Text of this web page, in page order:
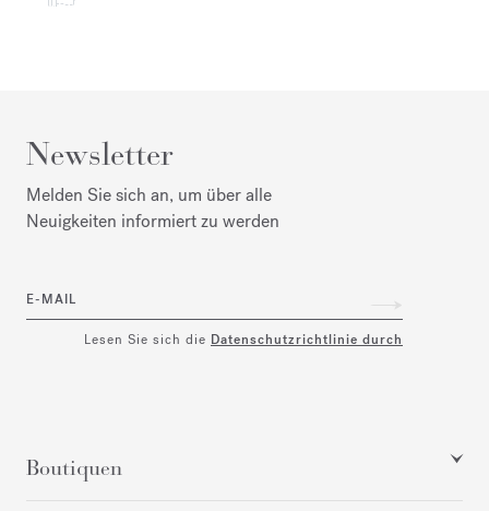
Newsletter
Melden Sie sich an, um über alle
Neuigkeiten informiert zu werden
E-MAIL
Lesen Sie sich die Datenschutzrichtlinie durch
Boutiquen